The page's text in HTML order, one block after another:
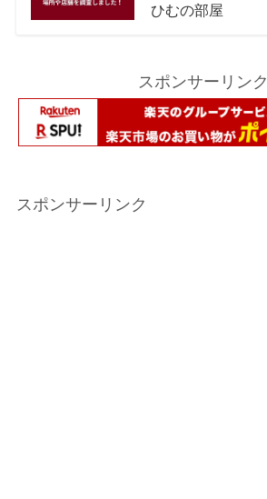
ひむの部屋
スポンサーリンク
スポンサーリンク